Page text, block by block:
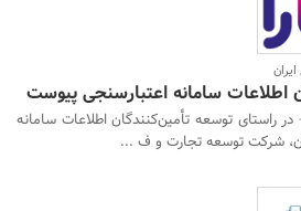
اطلاعات سامانه اعتبارسنجی پیوست
در راستای توسعه تأمین‌کنندگان اطلاعات سامانه
شرکت توسعه تجارت و ف ...